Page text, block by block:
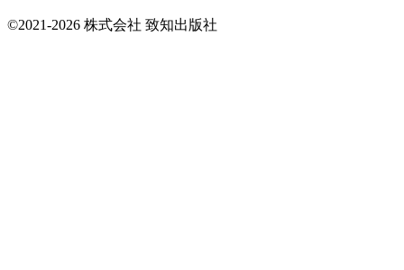
©2021-2026 株式会社 致知出版社